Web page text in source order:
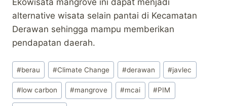
alternative wisata selain pantai di Kecamatan
Derawan sehingga mampu memberikan
pendapatan daerah.
Post
Tags:
#berau #Climate Change #derawan #javlec
#low carbon #mangrove #mcai #PIM